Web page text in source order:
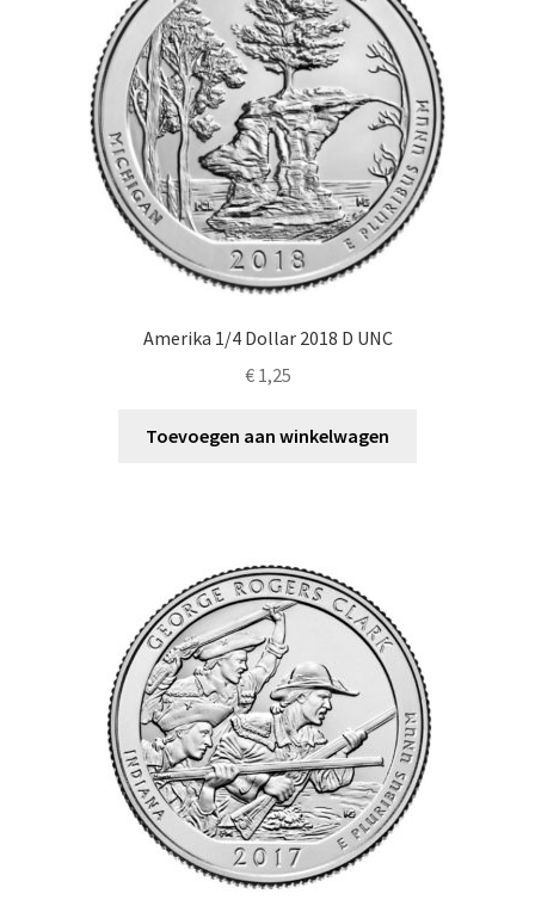
Amerika 1/4 Dollar 2018 D UNC
€1,25
Toevoegen aan winkelwagen